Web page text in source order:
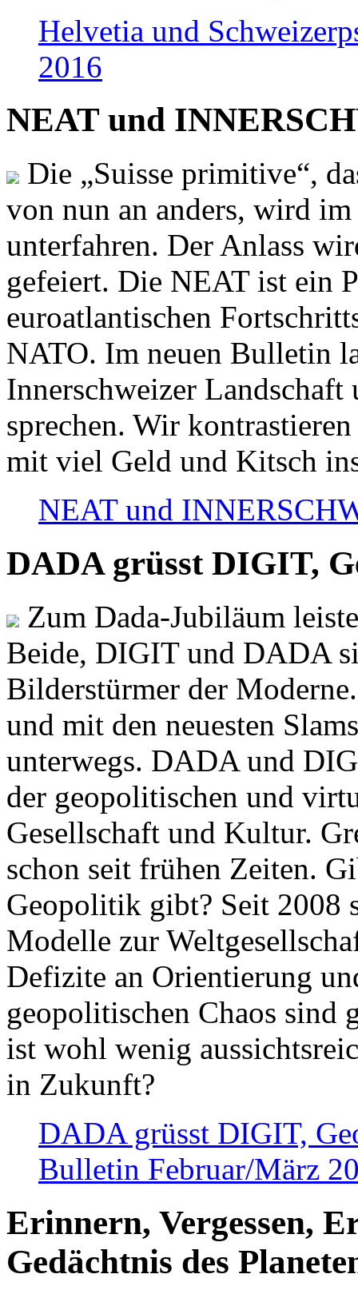
Helvetia und
2016
NEAT und
Die „Suisse primitive“,
von nun an anders, wird
unterfahren. Der Anlass
gefeiert. Die NEAT ist ein
euroatlantischen
NATO. Im neuen Bulletin
Innerschweizer
sprechen. Wir
mit viel Geld und Kitsch
NEAT und
DADA grüsst DIGIT,
Zum Dada-Jubiläum
Beide, DIGIT und DADA
Bilderstürmer der
und mit den neuesten
unterwegs. DADA und
der geopolitischen und
Gesellschaft und Kultur.
schon seit frühen Zeiten.
Geopolitik gibt? Seit 2008
Modelle zur
Defizite an Orientierung
geopolitischen Chaos sind
ist wohl wenig
in Zukunft?
DADA grüsst DIGIT,
Bulletin Februar/März
Erinnern, Vergessen,
Gedächtnis des